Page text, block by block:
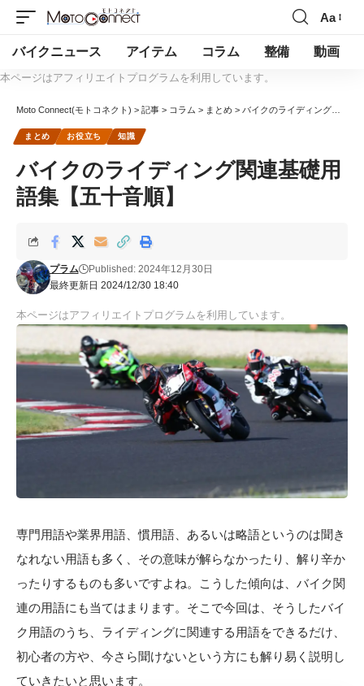
Aa
バイクニュース アイテム コラム 整備 動画
本ページはアフィリエイトプログラムを利用しています。
Moto Connect(モトコネクト) > 記事 > コラム > まとめ > バイクのライディング関連基礎用語集【五十音順】
まとめ お役立ち 知識
バイクのライディング関連基礎用
語集【五十音順】
最終更新日 2024/12/30 18:40
プラム Published: 2024年12月30日
本ページはアフィリエイトプログラムを利用しています。
専門用語や業界用語、慣用語、あるいは略語というのは聞き
なれない用語も多く、その意味が解らなかったり、解り辛か
ったりするものも多いですよね。こうした傾向は、バイク関
連の用語にも当てはまります。そこで今回は、そうしたバイ
ク用語のうち、ライディングに関連する用語をできるだけ、
初心者の方や、今さら聞けないという方にも解り易く説明し
ていきたいと思います。